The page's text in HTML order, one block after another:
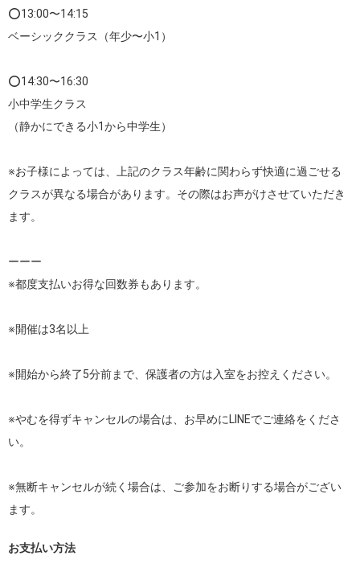
⭕️13:00〜14:15
ベーシッククラス（年少〜小1）
⭕️14:30〜16:30
小中学生クラス
（静かにできる小1から中学生）
※お子様によっては、上記のクラス年齢に関わらず快適に過ごせる
クラスが異なる場合があります。その際はお声がけさせていただき
ます。
ーーー
※都度支払いお得な回数券もあります。
※開催は3名以上
※開始から終了5分前まで、保護者の方は入室をお控えください。
※やむを得ずキャンセルの場合は、お早めにLINEでご連絡をくださ
い。
※無断キャンセルが続く場合は、ご参加をお断りする場合がござい
お支払い方法